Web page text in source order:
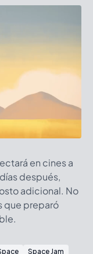
en cines a
después,
adicional. No
que preparó
Space Jam